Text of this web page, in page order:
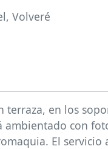
Volveré
terraza, en los
ambientado con
El servicio